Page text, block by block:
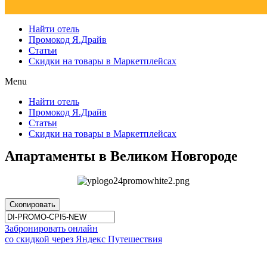
Найти отель
Промокод Я.Драйв
Статьи
Скидки на товары в Маркетплейсах
Menu
Найти отель
Промокод Я.Драйв
Статьи
Скидки на товары в Маркетплейсах
Апартаменты в Великом Новгороде
Скопировать
Забронировать онлайн
со скидкой через Яндекс Путешествия